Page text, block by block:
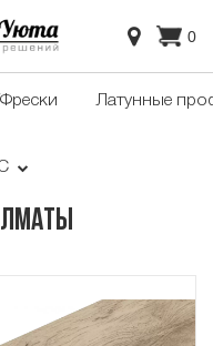
0
Латунные